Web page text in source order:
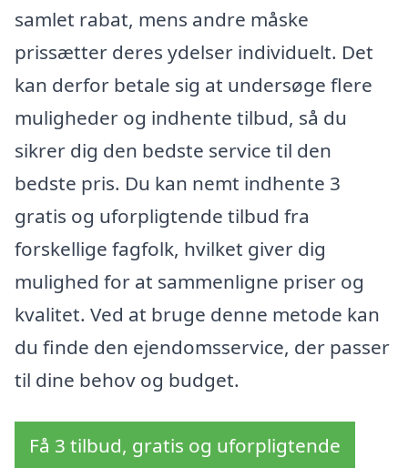
samlet rabat, mens andre måske
prissætter deres ydelser individuelt. Det
kan derfor betale sig at undersøge flere
muligheder og indhente tilbud, så du
sikrer dig den bedste service til den
bedste pris. Du kan nemt indhente 3
gratis og uforpligtende tilbud fra
forskellige fagfolk, hvilket giver dig
mulighed for at sammenligne priser og
kvalitet. Ved at bruge denne metode kan
du finde den ejendomsservice, der passer
til dine behov og budget.
Få 3 tilbud, gratis og uforpligtende